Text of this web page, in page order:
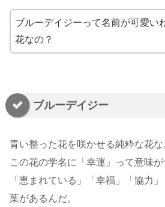
ブルーデイジーって名前が可愛い
花なの？
ブルーデイジー
青い整った花を咲かせる純粋な花な
この花の学名に「幸運」って意味
「恵まれている」「幸福」「協力
葉があるんだ。